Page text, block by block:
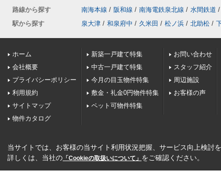
路線から探す
南海本線 / 阪和線 / 南海電鉄泉北線 / 水間鉄道 /
駅から探す
泉大津 / 和泉府中 / 久米田 / 松ノ浜 / 北助松 /
ホーム
会社概要
プライバシーポリシー
利用規約
サイトマップ
物件カタログ
新築一戸建て特集
中古一戸建て特集
今月の目玉物件特集
敷金・礼金0円物件特集
ペット可物件特集
お問い合わせ
スタッフ紹介
周辺施設
お客様の声
当サイトでは、お客様の当サイト利用状況把握、サービス向上検討
詳しくは、当社の 「Cookieの取扱いについて」 をご確認ください。